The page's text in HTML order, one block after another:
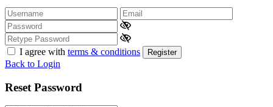
I agree with terms & conditions Register
Back to Login
Reset Password